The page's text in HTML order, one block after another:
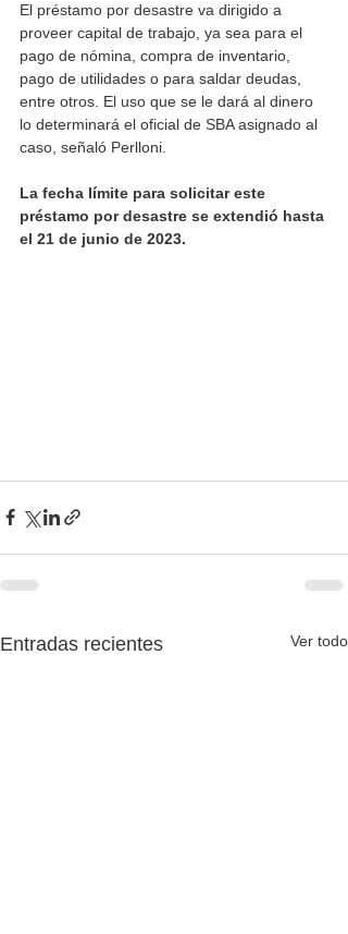
El préstamo por desastre va dirigido a
proveer capital de trabajo, ya sea para el
pago de nómina, compra de inventario,
pago de utilidades o para saldar deudas,
entre otros. El uso que se le dará al dinero
lo determinará el oficial de SBA asignado al
caso, señaló Perlloni.
La fecha límite para solicitar este
préstamo por desastre se extendió hasta
el 21 de junio de 2023.
Entradas recientes Ver todo